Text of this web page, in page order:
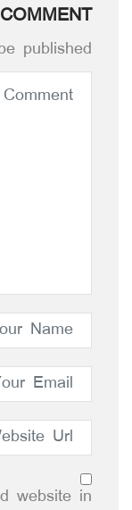
published.*
website in